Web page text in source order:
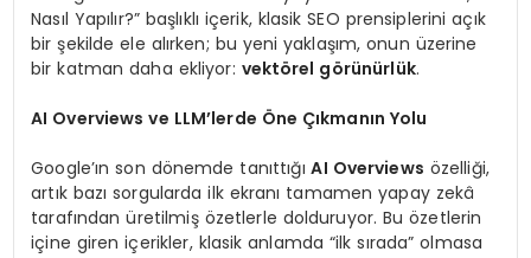
Nasıl Yapılır?” başlıklı içerik, klasik SEO prensiplerini açık
bir şekilde ele alırken; bu yeni yaklaşım, onun üzerine
bir katman daha ekliyor: vektörel görünürlük.
AI Overviews ve LLM’lerde Öne Çıkmanın Yolu
Google’ın son dönemde tanıttığıAI Overviews özelliği,
artık bazı sorgularda ilk ekranı tamamen yapay zekâ
tarafından üretilmiş özetlerle dolduruyor. Bu özetlerin
içine giren içerikler, klasik anlamda “ilk sırada” olmasa